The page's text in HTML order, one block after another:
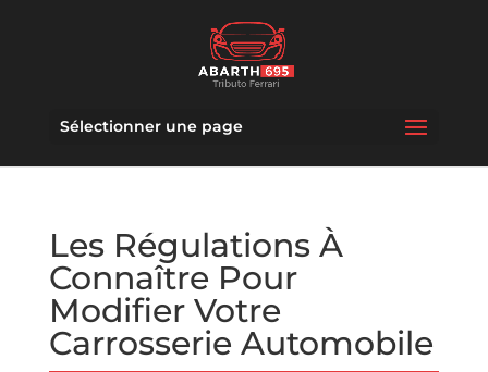
Sélectionner une page
Les Régulations À
Connaître Pour
Modifier Votre
Carrosserie Automobile